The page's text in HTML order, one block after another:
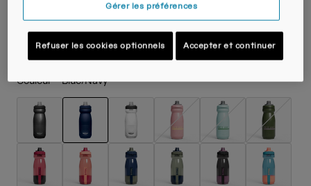
Price reduced from
14,99 €to10,49 € 30% OFF
Couleur -Blue/Navy
sélectionné
Gérer les préférences
Refuser les cookies optionnels Accepter et continuer